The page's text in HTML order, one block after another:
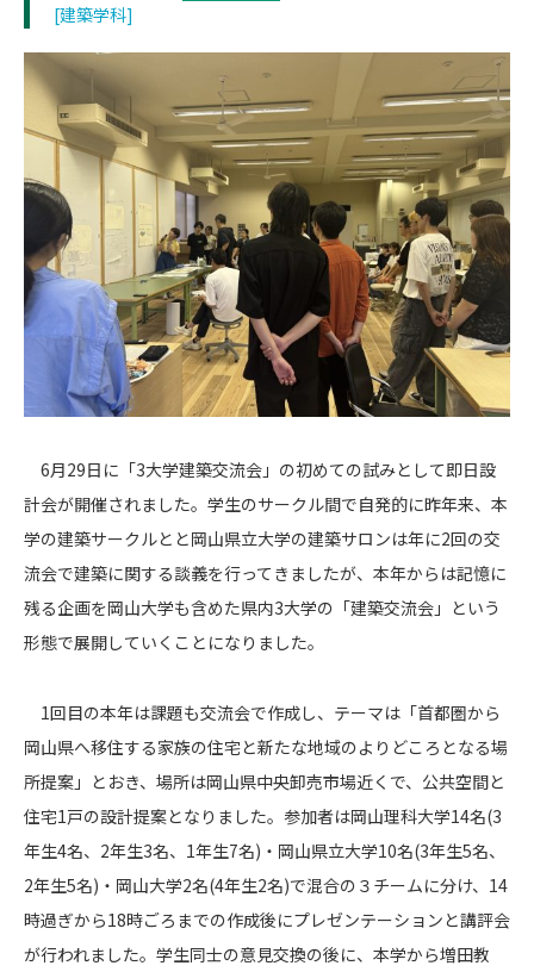
[建築学科]
6月29日に「3大学建築交流会」の初めての試みとして即日設
計会が開催されました。学生のサークル間で自発的に昨年来、本
学の建築サークルとと岡山県立大学の建築サロンは年に2回の交
流会で建築に関する談義を行ってきましたが、本年からは記憶に
残る企画を岡山大学も含めた県内3大学の「建築交流会」という
形態で展開していくことになりました。
1回目の本年は課題も交流会で作成し、テーマは「首都圏から
岡山県へ移住する家族の住宅と新たな地域のよりどころとなる場
所提案」とおき、場所は岡山県中央卸売市場近くで、公共空間と
住宅1戸の設計提案となりました。参加者は岡山理科大学14名(3
年生4名、2年生3名、1年生7名)・岡山県立大学10名(3年生5名、
2年生5名)・岡山大学2名(4年生2名)で混合の３チームに分け、14
時過ぎから18時ごろまでの作成後にプレゼンテーションと講評会
が行われました。学生同士の意見交換の後に、本学から増田教